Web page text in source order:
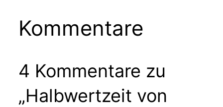
Kommentare
4 Kommentare zu
„Halbwertzeit von